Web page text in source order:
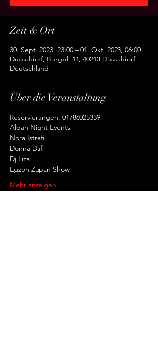
Zeit & Ort
30. Sept. 2023, 23:00 – 01. Okt. 2023, 06:00
Düsseldorf, Burgpl. 11, 40213 Düsseldorf,
Deutschland
Über die Veranstaltung
Reservierungen: 01786025339
Alban Night Events
Nora Istrefi
Donna Dafi
Dj Liza
Egzon Zupan Show
Mehr anzeigen